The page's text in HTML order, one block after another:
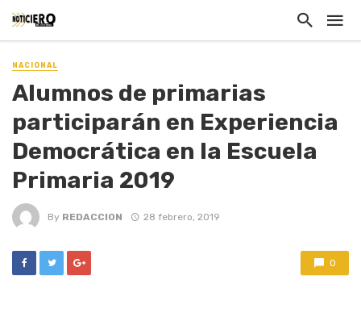
NACIONAL
Alumnos de primarias
participarán en Experiencia
Democrática en la Escuela
Primaria 2019
By REDACCION 28 febrero, 2019
0